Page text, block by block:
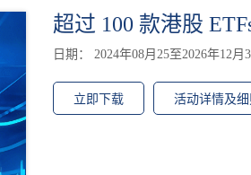
超过 100 款港股
日期： 2024年08月25至2026年12月
立即下载 活动详情及细